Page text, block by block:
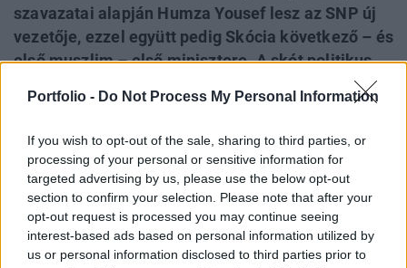
Portfolio - Do Not Process My Personal Information
If you wish to opt-out of the sale, sharing to third parties, or
processing of your personal or sensitive information for
targeted advertising by us, please use the below opt-out
section to confirm your selection. Please note that after your
opt-out request is processed you may continue seeing
interest-based ads based on personal information utilized by
us or personal information disclosed to third parties prior to
szavazatai alapján Humza Yousef lesz az SNP új
vezetője, ezzel együtt pedig Skócia következő – és
első muszlim – első minisztere. A skót politikus
kijelentette: a mostani lesz "az a generáció, amely
elhozza a függetlenséget Skóciának".
Nicola Sturgeon lemondása után Humza Yousafet
választotta új vezetőjének a Skót Nemzeti Párt.
Összesen 72.169 párttag volt jogosult a szavazásra,
és 50.494 érvényes szavazatot adtak le, illetve